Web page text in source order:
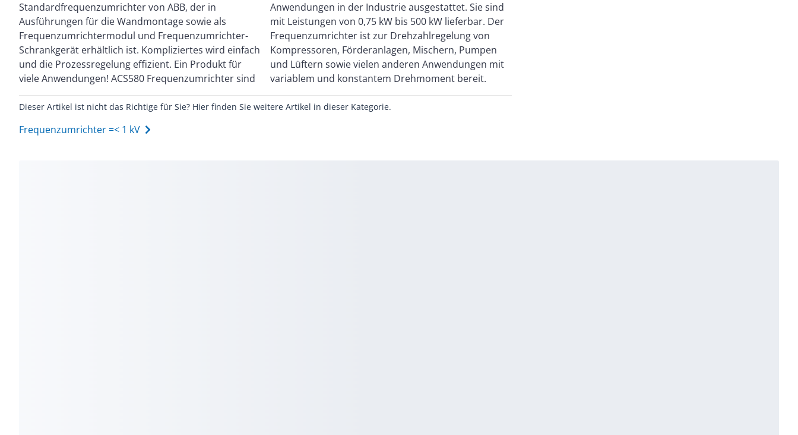
Standardfrequenzumrichter von ABB, der in
Ausführungen für die Wandmontage sowie als
Frequenzumrichtermodul und Frequenzumrichter-
Schrankgerät erhältlich ist. Kompliziertes wird einfach
und die Prozessregelung effizient. Ein Produkt für
viele Anwendungen! ACS580 Frequenzumrichter sind
Anwendungen in der Industrie ausgestattet. Sie sind
mit Leistungen von 0,75 kW bis 500 kW lieferbar. Der
Frequenzumrichter ist zur Drehzahlregelung von
Kompressoren, Förderanlagen, Mischern, Pumpen
und Lüftern sowie vielen anderen Anwendungen mit
variablem und konstantem Drehmoment bereit.
Dieser Artikel ist nicht das Richtige für Sie? Hier finden Sie weitere Artikel in dieser Kategorie.
Frequenzumrichter =< 1 kV